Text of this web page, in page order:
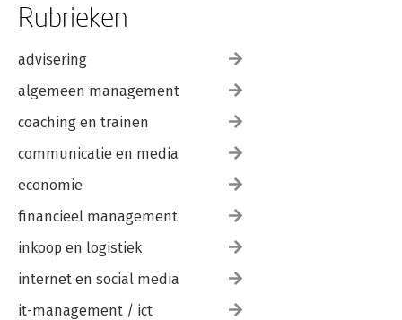
Rubrieken
advisering
algemeen management
coaching en trainen
communicatie en media
economie
financieel management
inkoop en logistiek
internet en social media
it-management / ict